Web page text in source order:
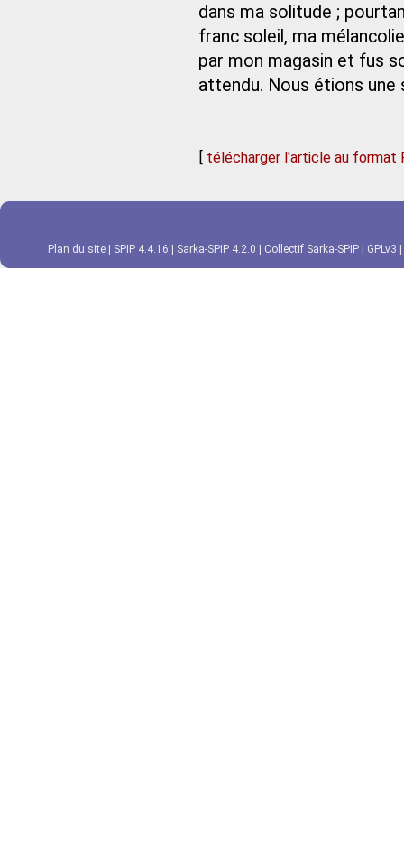
dans ma solitude ;
franc soleil, ma
par mon magasin et fus
attendu. Nous étions une
[ télécharger l'article au format
Plan du site SPIP 4.4.16 Sarka-SPIP 4.2.0 Collectif Sarka-SPIP GPLv3